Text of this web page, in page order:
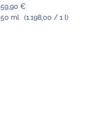
59,90 €
50 ml
(1.198,00 / 1 l)